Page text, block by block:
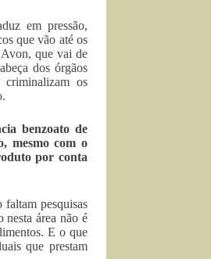
em pressão,
que vão até os
Avon, que vai de
dos órgãos
criminalizam os
benzoato de
mesmo com o
por conta
pesquisas
nesta área não é
E o que
que prestam